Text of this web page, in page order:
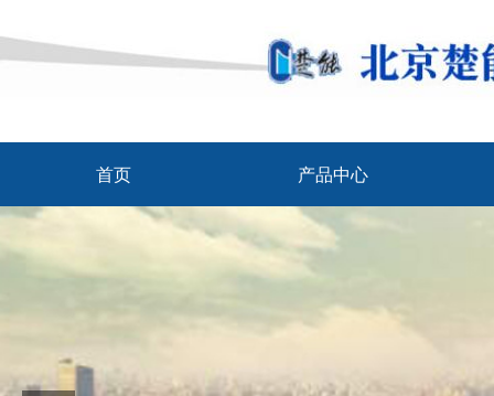
首页 产品中心